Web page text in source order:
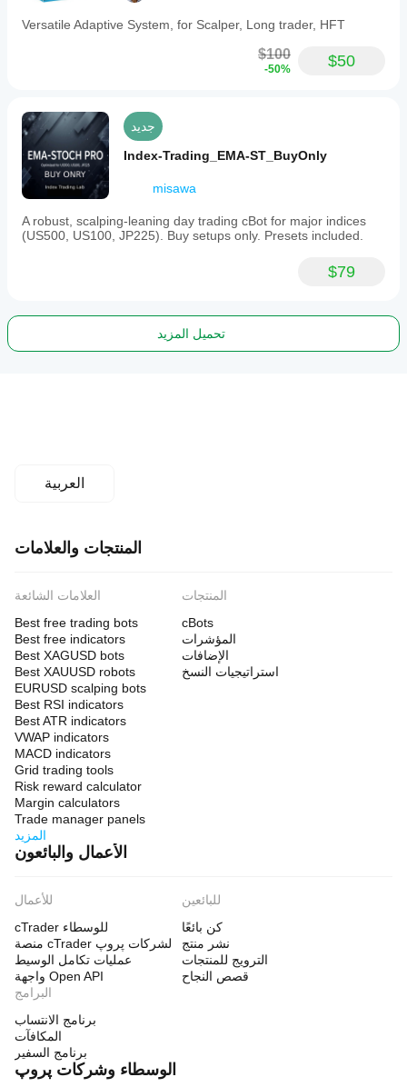
Versatile Adaptive System, for Scalper, Long trader, HFT
$100
-50% $50
جديد
Index-Trading_EMA-ST_BuyOnly
misawa
A robust, scalping-leaning day trading cBot for major indices
(US500, US100, JP225). Buy setups only. Presets included.
$79
تحميل المزيد
العربية
المنتجات والعلامات
العلامات الشائعة
Best free trading bots
Best free indicators
Best XAGUSD bots
Best XAUUSD robots
EURUSD scalping bots
Best RSI indicators
Best ATR indicators
VWAP indicators
MACD indicators
Grid trading tools
Risk reward calculator
Margin calculators
Trade manager panels
المزيد
المنتجات
cBots
المؤشرات
الإضافات
استراتيجيات النسخ
الأعمال والبائعون
للأعمال
cTrader للوسطاء
منصة cTrader لشركات پروپ
عمليات تكامل الوسيط
واجهة Open API
للبائعين
كن بائعًا
نشر منتج
الترويج للمنتجات
قصص النجاح
البرامج
برنامج الانتساب
المكافآت
برنامج السفير
الوسطاء وشركات پروپ